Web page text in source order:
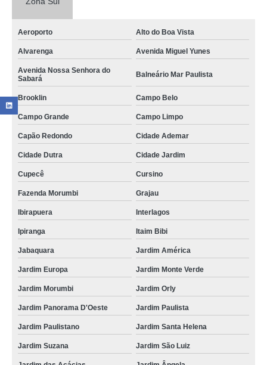
Aeroporto Alto do Boa Vista
Alvarenga Avenida Miguel Yunes
Avenida Nossa Senhora do
Sabará
Balneário Mar Paulista
Brooklin Campo Belo
Campo Grande Campo Limpo
Capão Redondo Cidade Ademar
Cidade Dutra Cidade Jardim
Cupecê Cursino
Fazenda Morumbi Grajau
Ibirapuera Interlagos
Ipiranga Itaim Bibi
Jabaquara Jardim América
Jardim Europa Jardim Monte Verde
Jardim Morumbi Jardim Orly
Jardim Panorama D'Oeste Jardim Paulista
Jardim Paulistano Jardim Santa Helena
Jardim Suzana Jardim São Luiz